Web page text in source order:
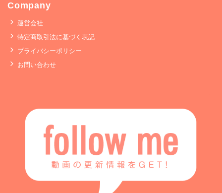
Company
運営会社
特定商取引法に基づく表記
プライバシーポリシー
お問い合わせ